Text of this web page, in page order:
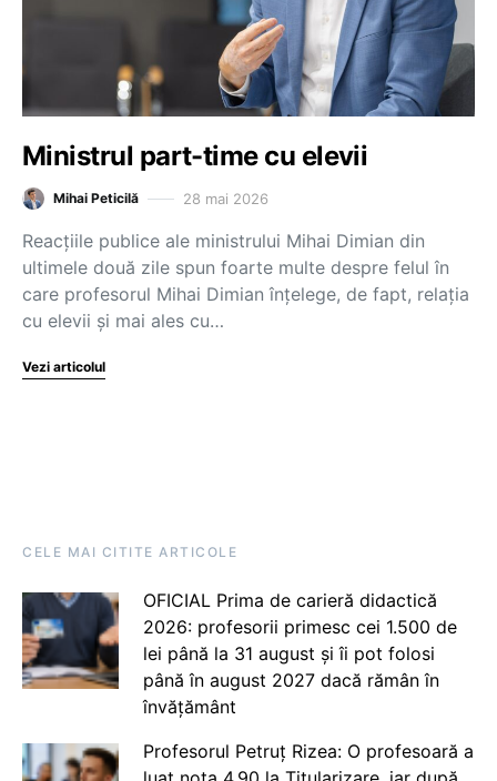
Ministrul part-time cu elevii
Mihai Peticilă 28 mai 2026
Reacțiile publice ale ministrului Mihai Dimian din
ultimele două zile spun foarte multe despre felul în
care profesorul Mihai Dimian înțelege, de fapt, relația
cu elevii și mai ales cu…
Vezi articolul
CELE MAI CITITE ARTICOLE
OFICIAL Prima de carieră didactică
2026: profesorii primesc cei 1.500 de
lei până la 31 august și îi pot folosi
până în august 2027 dacă rămân în
învățământ
Profesorul Petruț Rizea: O profesoară a